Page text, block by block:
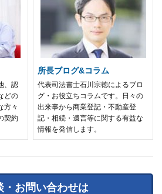
、認
どの
方々
契約
所長ブログ&コラム
代表司法書士石川宗徳によるブロ
グ・お役立ちコラムです。日々の
出来事から商業登記・不動産登
記・相続・遺言等に関する有益な
情報を発信します。
・お問い合わせは